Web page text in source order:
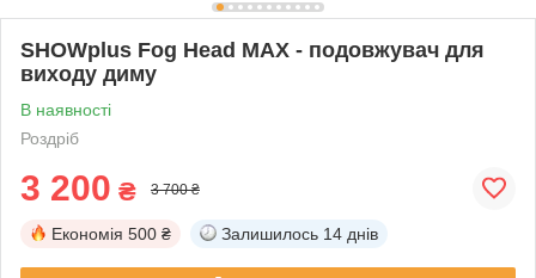
SHOWplus Fog Head MAX - подовжувач для
виходу диму
В наявності
Роздріб
3 200 ₴ 3 700 ₴
Економія 500 ₴ Залишилось 14 днів